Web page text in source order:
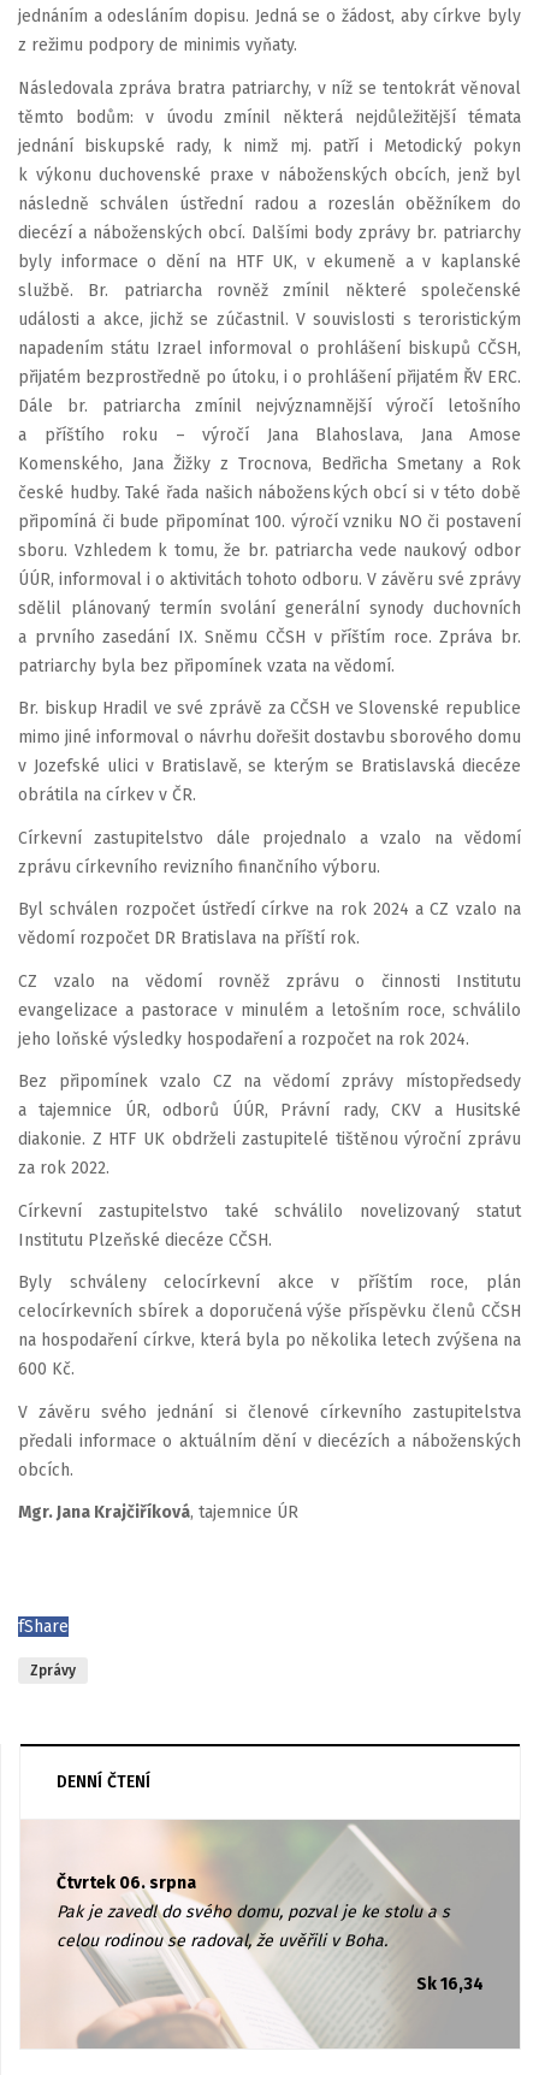
jednáním a odesláním dopisu. Jedná se o žádost, aby církve byly
z režimu podpory de minimis vyňaty.
Následovala zpráva bratra patriarchy, v níž se tentokrát věnoval
těmto bodům: v úvodu zmínil některá nejdůležitější témata
jednání biskupské rady, k nimž mj. patří i Metodický pokyn
k výkonu duchovenské praxe v náboženských obcích, jenž byl
následně schválen ústřední radou a rozeslán oběžníkem do
diecézí a náboženských obcí. Dalšími body zprávy br. patriarchy
byly informace o dění na HTF UK, v ekumeně a v kaplanské
službě. Br. patriarcha rovněž zmínil některé společenské
události a akce, jichž se zúčastnil. V souvislosti s teroristickým
napadením státu Izrael informoval o prohlášení biskupů CČSH,
přijatém bezprostředně po útoku, i o prohlášení přijatém ŘV ERC.
Dále br. patriarcha zmínil nejvýznamnější výročí letošního
a příštího roku – výročí Jana Blahoslava, Jana Amose
Komenského, Jana Žižky z Trocnova, Bedřicha Smetany a Rok
české hudby. Také řada našich náboženských obcí si v této době
připomíná či bude připomínat 100. výročí vzniku NO či postavení
sboru. Vzhledem k tomu, že br. patriarcha vede naukový odbor
ÚÚR, informoval i o aktivitách tohoto odboru. V závěru své zprávy
sdělil plánovaný termín svolání generální synody duchovních
a prvního zasedání IX. Sněmu CČSH v příštím roce. Zpráva br.
patriarchy byla bez připomínek vzata na vědomí.
Br. biskup Hradil ve své zprávě za CČSH ve Slovenské republice
mimo jiné informoval o návrhu dořešit dostavbu sborového domu
v Jozefské ulici v Bratislavě, se kterým se Bratislavská diecéze
obrátila na církev v ČR.
Církevní zastupitelstvo dále projednalo a vzalo na vědomí
zprávu církevního revizního finančního výboru.
Byl schválen rozpočet ústředí církve na rok 2024 a CZ vzalo na
vědomí rozpočet DR Bratislava na příští rok.
CZ vzalo na vědomí rovněž zprávu o činnosti Institutu
evangelizace a pastorace v minulém a letošním roce, schválilo
jeho loňské výsledky hospodaření a rozpočet na rok 2024.
Bez připomínek vzalo CZ na vědomí zprávy místopředsedy
a tajemnice ÚR, odborů ÚÚR, Právní rady, CKV a Husitské
diakonie. Z HTF UK obdrželi zastupitelé tištěnou výroční zprávu
za rok 2022.
Církevní zastupitelstvo také schválilo novelizovaný statut
Institutu Plzeňské diecéze CČSH.
Byly schváleny celocírkevní akce v příštím roce, plán
celocírkevních sbírek a doporučená výše příspěvku členů CČSH
na hospodaření církve, která byla po několika letech zvýšena na
600 Kč.
V závěru svého jednání si členové církevního zastupitelstva
předali informace o aktuálním dění v diecézích a náboženských
obcích.
Mgr. Jana Krajčiříková, tajemnice ÚR
fShare
Zprávy
DENNÍ ČTENÍ
Čtvrtek 06. srpna
Pak je zavedl do svého domu, pozval je ke stolu a s
celou rodinou se radoval, že uvěřili v Boha.
Sk 16,34